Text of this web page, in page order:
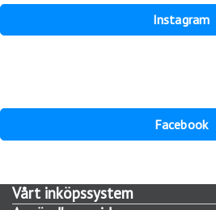
Instagram
Facebook
Vårt inköpssystem